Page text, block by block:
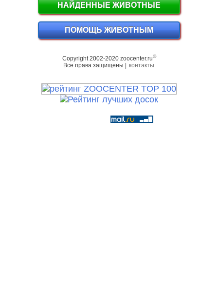
НАЙДЕННЫЕ ЖИВОТНЫЕ
ПОМОЩЬ ЖИВОТНЫМ
Copyright 2002-2020 zoocenter.ru©
Все права защищены | контакты